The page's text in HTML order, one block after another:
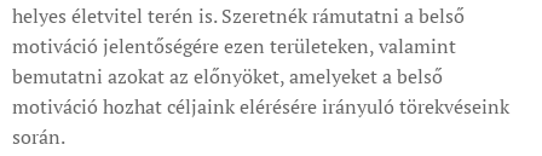
helyes életvitel terén is. Szeretnék rámutatni a belső
motiváció jelentőségére ezen területeken, valamint
bemutatni azokat az előnyöket, amelyeket a belső
motiváció hozhat céljaink elérésére irányuló törekvéseink
során.